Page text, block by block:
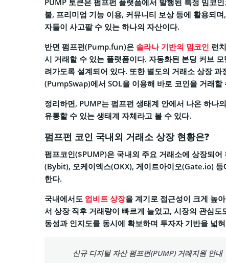
불, 프리미엄 기능 이용, 커뮤니티 보상 등에 활용되
자들이 사고팔 수 있는 하나의 자산이다.
반면 펌프펀(Pump.fun)은 솔라나 기반의 밈코인 런
시 거래할 수 있는 플랫폼이다. 자동화된 본딩 커브
려가도록 설계되어 있다. 또한 별도의 거래소 상장
(PumpSwap)에서 SOL을 이용해 바로 코인을 거래할
정리하면, PUMP는 펌프펀 생태계 안에서 나온 하나
유통할 수 있는 생태계 자체라고 볼 수 있다.
펌프펀 코인 국내외 거래소 상장 현황은?
펌프코인($PUMP)은 국내외 주요 거래소에 상장되
(Bybit), 오케이엑스(OKX), 게이트아이오(Gate.io)
한다.
국내에서도 업비트 상장을 계기로 접근성이 크게 높
서 상장 직후 거래량이 빠르게 늘었고, 시장의 관심
동성과 인지도를 동시에 확보하며 투자자 기반을 넓
신규 디지털 자산 펌프펀(PUMP) 거래지원 안내